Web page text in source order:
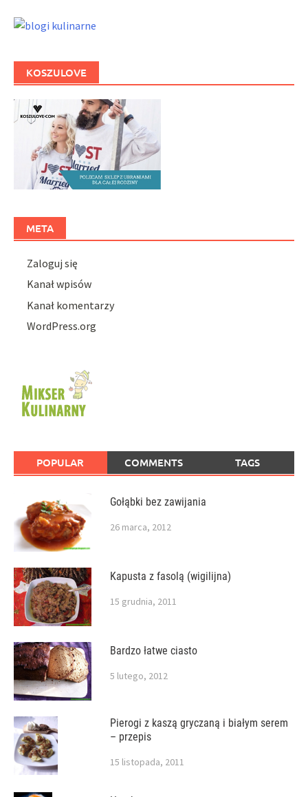
KOSZULOVE
META
Zaloguj się
Kanał wpisów
Kanał komentarzy
WordPress.org
POPULAR COMMENTS TAGS
Gołąbki bez zawijania
26 marca, 2012
Kapusta z fasolą (wigilijna)
15 grudnia, 2011
Bardzo łatwe ciasto
5 lutego, 2012
Pierogi z kaszą gryczaną i białym serem
– przepis
15 listopada, 2011